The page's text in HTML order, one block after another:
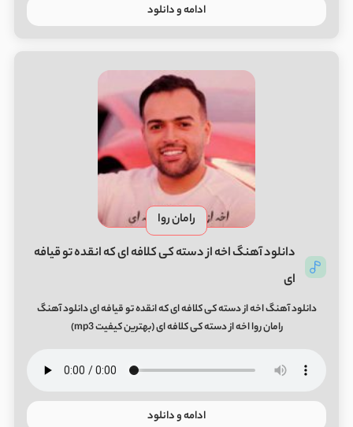
ادامه و دانلود
رامان روا
دانلود آهنگ اخه از دسته کی کلافه ای که انقده تو قیافه
ای
دانلود آهنگ اخه از دسته کی کلافه ای که انقده تو قیافه ای دانلود آهنگ
رامان روا اخه از دسته کی کلافه ای (بهترین کیفیت mp3)
ادامه و دانلود